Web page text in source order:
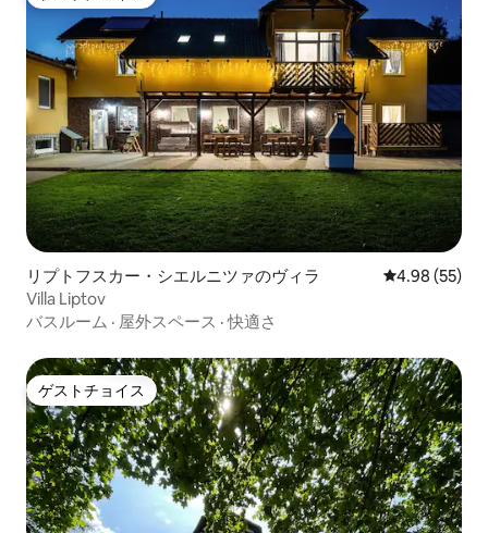
リプトフスカー・シエルニツァのヴィラ レビュー55
4.98 (55)
Villa Liptov
バスルーム · 屋外スペース ·快適さ
ゲストチョイス
ゲストチョイス